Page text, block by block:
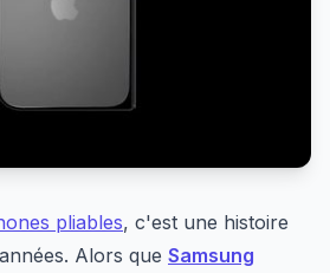
pliables, c'est une histoire
Alors que Samsung